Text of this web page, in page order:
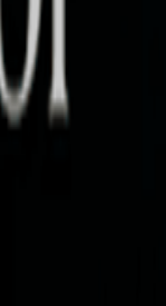
ンズを活用した